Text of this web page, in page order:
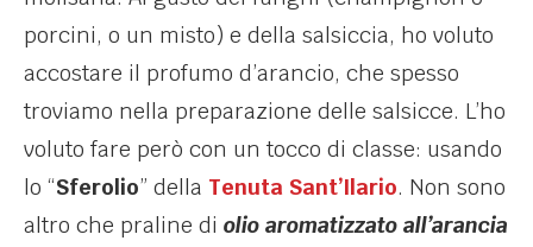
porcini, o un misto) e della salsiccia, ho voluto
accostare il profumo d’arancio, che spesso
troviamo nella preparazione delle salsicce. L’ho
voluto fare però con un tocco di classe: usando
lo “Sferolio” della Tenuta Sant’Ilario. Non sono
altro che praline di olio aromatizzato all’arancia